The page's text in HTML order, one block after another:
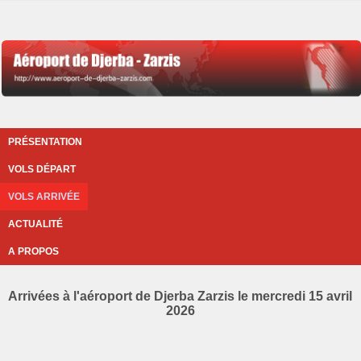
PRÉSENTATION
VOLS DÉPART
VOLS ARRIVÉE
ACTUALITÉ
A PROPOS
Arrivées à l'aéroport de Djerba Zarzis le mercredi 15 avril
2026